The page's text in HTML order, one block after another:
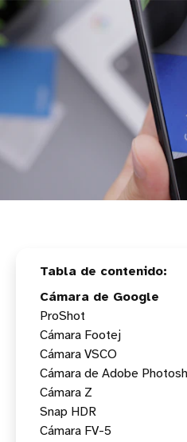
Cámara de Google
ProShot
Cámara Footej
Cámara VSCO
Cámara de Adobe
Cámara Z
Snap HDR
Cámara FV-5